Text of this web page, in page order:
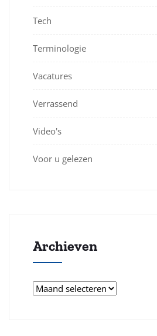
Tech
Terminologie
Vacatures
Verrassend
Video's
Voor u gelezen
Archieven